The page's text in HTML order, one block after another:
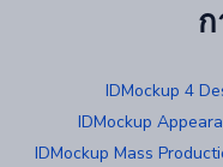
IDMockup 4
IDMockup
IDMockup Mass